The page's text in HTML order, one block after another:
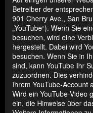
Betreiber der
901 Cherry Ave., San
„YouTube“). Wenn Sie
besuchen, wird eine
hergestellt. Dabei wird
besuchen. Wenn Sie in
sind, kann YouTube Ihr
zuzuordnen. Dies
Ihrem YouTube-Account
Wird ein YouTube-Video
ein, die Hinweise über